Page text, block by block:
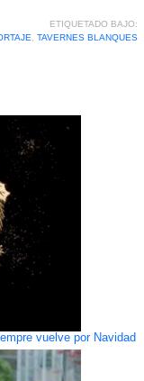
ETIQUETADO BAJO:
TAVERNES BLANQUES
vuelve por Navidad